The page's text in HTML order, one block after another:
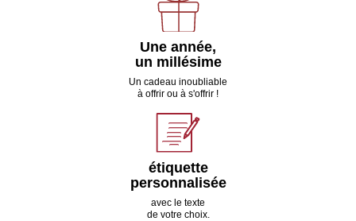
Une année,
un millésime
Un cadeau inoubliable
à offrir ou à s'offrir !
étiquette
personnalisée
avec le texte
de votre choix.